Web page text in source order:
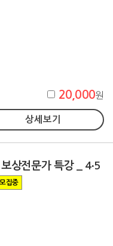
20,000원
상세보기
상전문가 특강 _ 4∙5
모집중